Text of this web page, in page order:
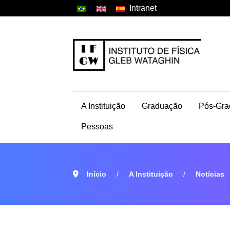
Intranet
A Instituição Graduação Pós-
Pessoas
Início A Instituição Notícias